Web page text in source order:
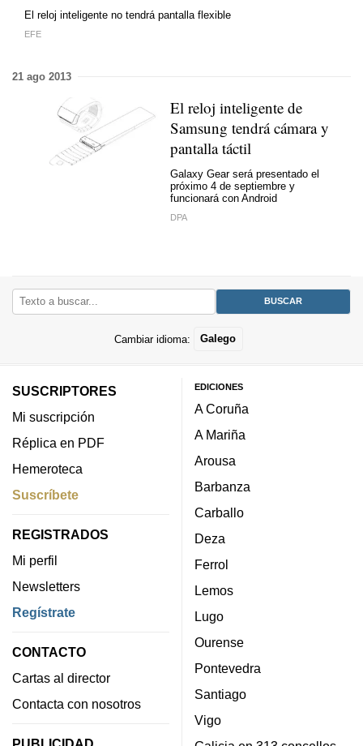
El reloj inteligente no tendrá pantalla flexible
EFE
21 ago 2013
El reloj inteligente de
Samsung tendrá cámara y
pantalla táctil
Galaxy Gear será presentado el
próximo 4 de septiembre y
funcionará con Android
DPA
Cambiar idioma: Galego
SUSCRIPTORES
Mi suscripción
Réplica en PDF
Hemeroteca
Suscríbete
REGISTRADOS
Mi perfil
Newsletters
Regístrate
CONTACTO
Cartas al director
Contacta con nosotros
EDICIONES
A Coruña
A Mariña
Arousa
Barbanza
Carballo
Deza
Ferrol
Lemos
Lugo
Ourense
Pontevedra
Santiago
Vigo